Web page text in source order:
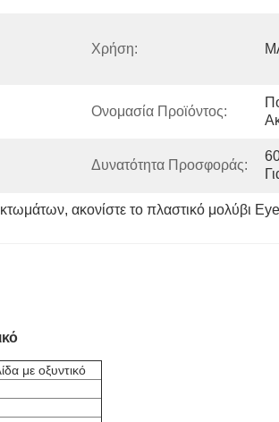
Χρήση:
Ονομασία Προϊόντος:
Δυνατότητα Προσφοράς:
, ακονίστε το πλαστικό μολύβι
με οξυντικό